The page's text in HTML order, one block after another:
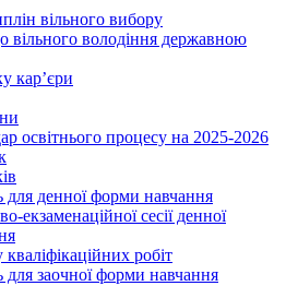
вільного вибору
вільного володіння державною
кар’єри
освітнього процесу на 2025-2026
для денної форми навчання
екзаменаційної сесії денної
кваліфікаційних робіт
для заочної форми навчання